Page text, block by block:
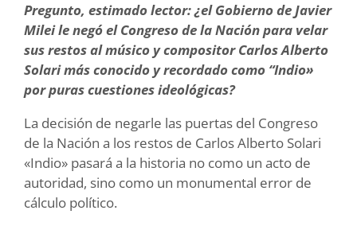
Pregunto, estimado lector: ¿el Gobierno de Javier
Milei le negó el Congreso de la Nación para velar
sus restos al músico y compositor Carlos Alberto
Solari más conocido y recordado como “Indio»
por puras cuestiones ideológicas?
La decisión de negarle las puertas del Congreso
de la Nación a los restos de Carlos Alberto Solari
«Indio» pasará a la historia no como un acto de
autoridad, sino como un monumental error de
cálculo político.